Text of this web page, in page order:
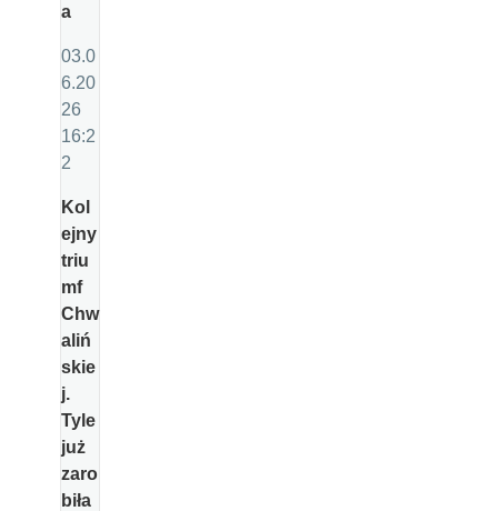
a
03.0
6.20
26
16:2
2
Kol
ejny
triu
mf
Chw
aliń
skie
j.
Tyle
już
zaro
biła